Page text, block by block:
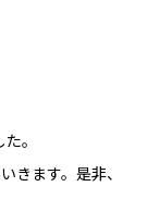
。
きます。是非、